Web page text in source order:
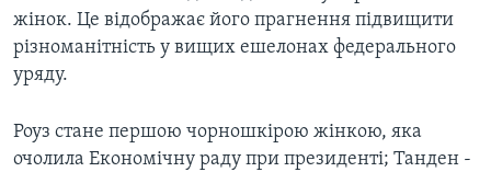
жінок. Це відображає його прагнення підвищити
різноманітність у вищих ешелонах федерального
уряду.
Роуз стане першою чорношкірою жінкою, яка
очолила Економічну раду при президенті; Танден -